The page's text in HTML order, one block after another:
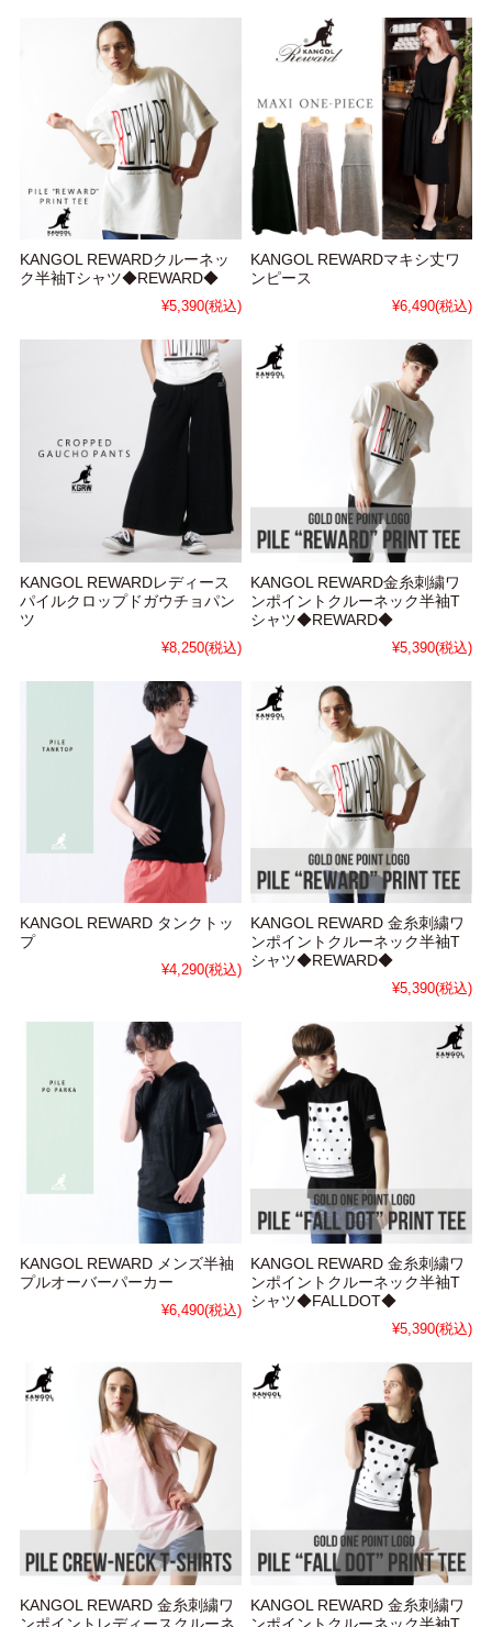
KANGOL REWARDクルーネッ
ク半袖Tシャツ◆REWARD◆
¥5,390(税込)
KANGOL REWARDマキシ丈ワ
ンピース
¥6,490(税込)
KANGOL REWARDレディース
パイルクロップドガウチョパン
ツ
¥8,250(税込)
KANGOL REWARD金糸刺繍ワ
ンポイントクルーネック半袖T
シャツ◆REWARD◆
¥5,390(税込)
KANGOL REWARD タンクトッ
プ
¥4,290(税込)
KANGOL REWARD 金糸刺繍ワ
ンポイントクルーネック半袖T
シャツ◆REWARD◆
¥5,390(税込)
KANGOL REWARD メンズ半袖
プルオーバーパーカー
¥6,490(税込)
KANGOL REWARD 金糸刺繍ワ
ンポイントクルーネック半袖T
シャツ◆FALLDOT◆
¥5,390(税込)
KANGOL REWARD 金糸刺繍ワ
KANGOL REWARD 金糸刺繍ワ